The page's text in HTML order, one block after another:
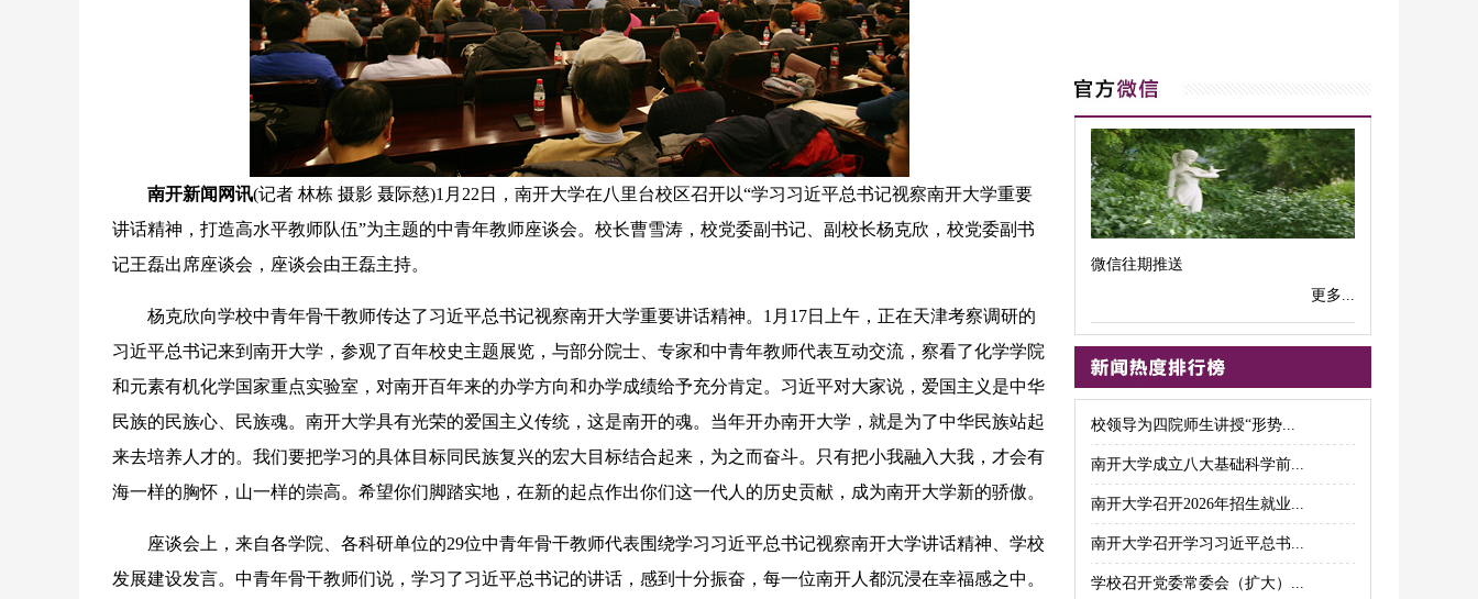
南开新闻网讯(记者 林栋 摄影 聂际慈)1月22日，南开大学在八里台校区召开以“学习习近平总书记视察南开大学重要
讲话精神，打造高水平教师队伍”为主题的中青年教师座谈会。校长曹雪涛，校党委副书记、副校长杨克欣，校党委副书
记王磊出席座谈会，座谈会由王磊主持。
杨克欣向学校中青年骨干教师传达了习近平总书记视察南开大学重要讲话精神。1月17日上午，正在天津考察调研的
习近平总书记来到南开大学，参观了百年校史主题展览，与部分院士、专家和中青年教师代表互动交流，察看了化学学院
和元素有机化学国家重点实验室，对南开百年来的办学方向和办学成绩给予充分肯定。习近平对大家说，爱国主义是中华
民族的民族心、民族魂。南开大学具有光荣的爱国主义传统，这是南开的魂。当年开办南开大学，就是为了中华民族站起
来去培养人才的。我们要把学习的具体目标同民族复兴的宏大目标结合起来，为之而奋斗。只有把小我融入大我，才会有
海一样的胸怀，山一样的崇高。希望你们脚踏实地，在新的起点作出你们这一代人的历史贡献，成为南开大学新的骄傲。
座谈会上，来自各学院、各科研单位的29位中青年骨干教师代表围绕学习习近平总书记视察南开大学讲话精神、学校
发展建设发言。中青年骨干教师们说，学习了习近平总书记的讲话，感到十分振奋，每一位南开人都沉浸在幸福感之中。
微信往期推送
更多...
校领导为四院师生讲授“形势...
南开大学成立八大基础科学前...
南开大学召开2026年招生就业...
南开大学召开学习习近平总书...
学校召开党委常委会（扩大）...